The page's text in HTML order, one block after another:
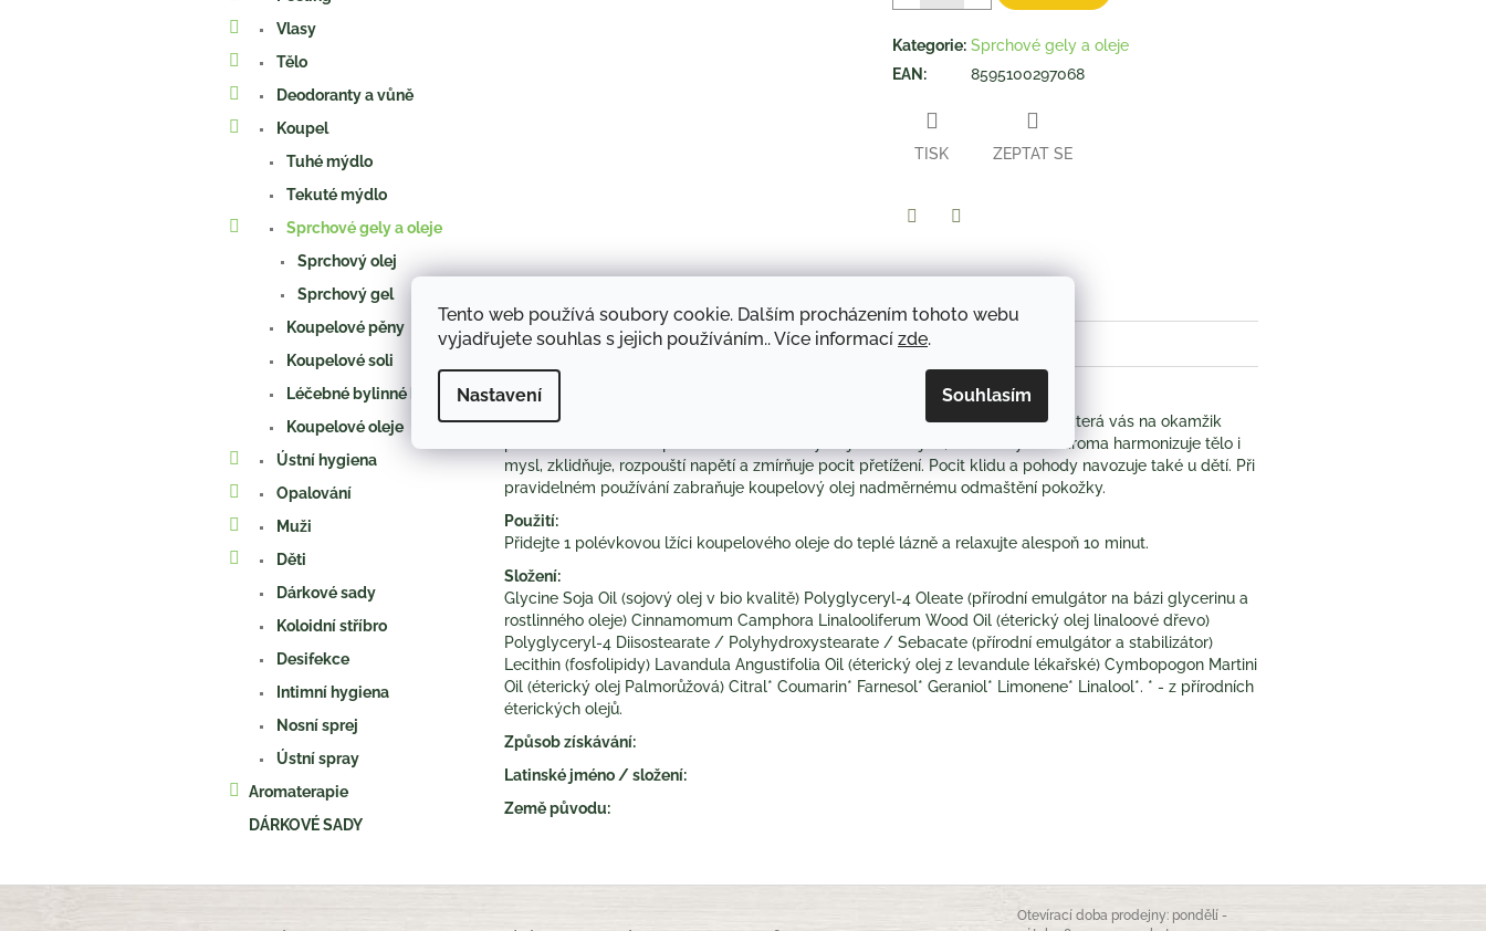
Tento web používá soubory cookie. Dalším procházením tohoto webu
vyjadřujete souhlas s jejich používáním.. Více informací zde.
Nastavení Souhlasím
Vlasy
Tělo
Deodoranty a vůně
Koupel
Tuhé mýdlo
Tekuté mýdlo
Sprchové gely a oleje
Sprchový olej
Sprchový gel
Koupelové pěny
Koupelové soli
Léčebné bylinné koupele
Koupelové oleje
Ústní hygiena
Opalování
Muži
Děti
Dárkové sady
Koloidní stříbro
Desifekce
Intimní hygiena
Nosní sprej
Ústní spray
Aromaterapie
DÁRKOVÉ SADY
Kategorie: Sprchové gely a oleje
EAN: 8595100297068
TISK ZEPTAT SE
Popis Diskuze
Popis:
Provoňte vaši koupel konejšivou vůní relaxačních olejů s převahou levandule, která vás na okamžik
přenese do rozkvetlé provensálské zahrady. Příjemně hřejivé, sladce bylinné aroma harmonizuje tělo i
mysl, zklidňuje, rozpouští napětí a zmírňuje pocit přetížení. Pocit klidu a pohody navozuje také u dětí. Při
pravidelném používání zabraňuje koupelový olej nadměrnému odmaštění pokožky.
Použití:
Přidejte 1 polévkovou lžíci koupelového oleje do teplé lázně a relaxujte alespoň 10 minut.
Složení:
Glycine Soja Oil (sojový olej v bio kvalitě) Polyglyceryl-4 Oleate (přírodní emulgátor na bázi glycerinu a
rostlinného oleje) Cinnamomum Camphora Linalooliferum Wood Oil (éterický olej linaloové dřevo)
Polyglyceryl-4 Diisostearate / Polyhydroxystearate / Sebacate (přírodní emulgátor a stabilizátor)
Lecithin (fosfolipidy) Lavandula Angustifolia Oil (éterický olej z levandule lékařské) Cymbopogon Martini
Oil (éterický olej Palmorůžová) Citral* Coumarin* Farnesol* Geraniol* Limonene* Linalool*. * - z přírodních
éterických olejů.
Způsob získávání:
Latinské jméno / složení:
Země původu:
Otevírací doba prodejny: pondělí -